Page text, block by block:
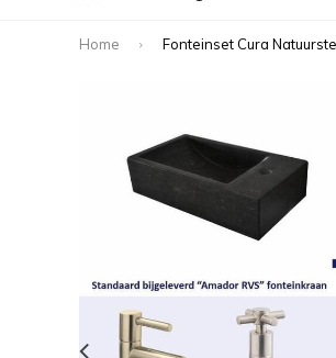
Home Fonteinset Cura